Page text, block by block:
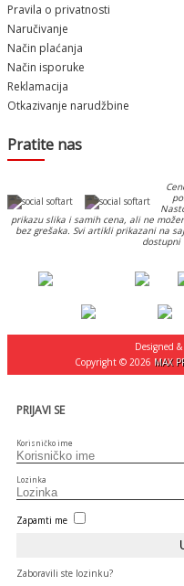
Pravila o privatnosti
Naručivanje
Način plaćanja
Način isporuke
Reklamacija
Otkazivanje narudžbine
Pratite nas
prikazu slika i samih cena, ali ne
bez grešaka. Svi artikli prikazani na
dostupni
Designed
Copyright © 2026 MAX
PRIJAVI SE
Korisničko ime
Lozinka
Zapamti me
Zaboravili ste lozinku?